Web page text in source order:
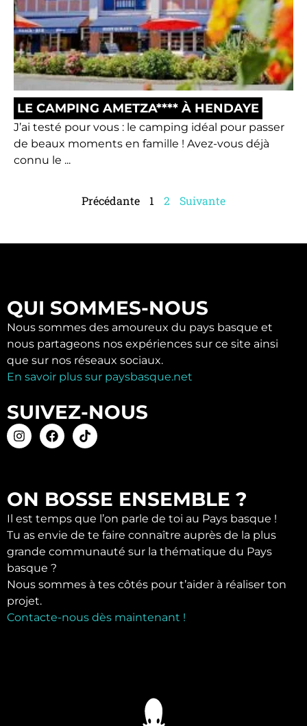
LE CAMPING AMETZA**** À HENDAYE
J’ai testé pour vous : le camping idéal pour passer
de beaux moments en famille ! Avez-vous déjà
connu le ...
Précédante 1 2 Suivante
QUI SOMMES-NOUS
Nous sommes des amoureux du pays basque et
nous partageons nos expériences sur ce site ainsi
que sur nos réseaux sociaux.
En savoir plus sur paysbasque.net
SUIVEZ-NOUS
ON BOSSE ENSEMBLE ?
Il est temps que l’on parle de toi au Pays basque !
Tu as envie de te faire connaître auprès de la plus
grande communauté sur la thématique du Pays
basque ?
Nous sommes à tes côtés pour t’aider à réaliser ton
projet.
Contacte-nous dès maintenant !